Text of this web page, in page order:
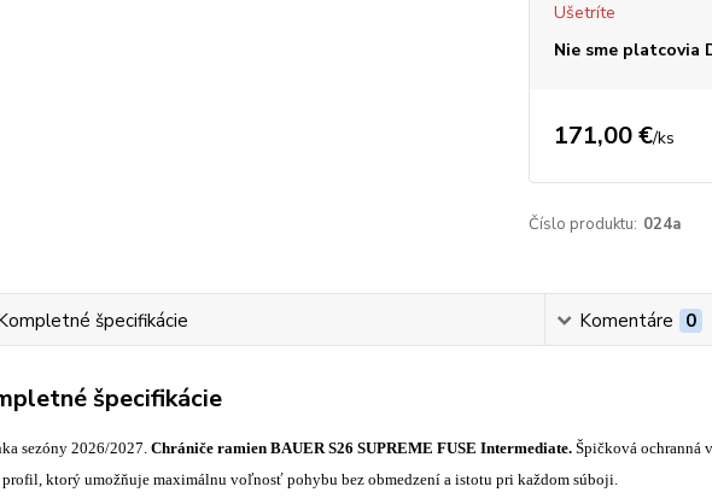
Ušetríte
Nie sme platcovia
171,00 €/ks
Číslo produktu: 024a
špecifikácie Komentáre 0
špecifikácie
sezóny 2026/2027.Chrániče ramien BAUER S26 SUPREME FUSE Intermediate. Špičková ochranná
ktorý umožňuje maximálnu voľnosť pohybu bez obmedzení a istotu pri každom súboji.